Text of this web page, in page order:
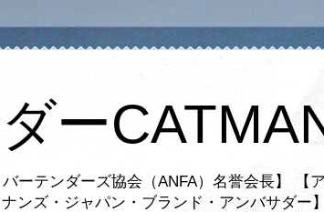
ー
ーテンダーズ協会（ANFA）名誉会長】 【
ナンズ・ジャパン・ブランド・アンバサダー